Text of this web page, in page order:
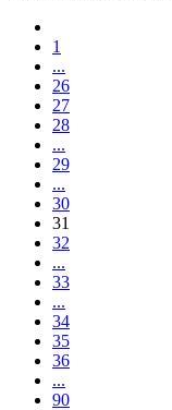
1
...
26
27
28
...
29
...
30
31
32
...
33
...
34
35
36
...
90